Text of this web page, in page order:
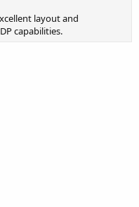
layout and
capabilities.